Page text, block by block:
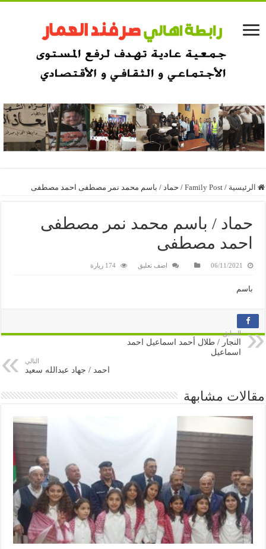
الرئيسية /
Family Post
/ حماد / باسم محمد نمر مصطفى احمد مصطفى
حماد / باسم محمد نمر مصطفى
احمد مصطفى
06/11/2021 اضف تعليق 174 زيارة
باسم
السابق
النجار / طلال أحمد اسماعيل احمد
اسماعيل
التالي
احمد / جهاد عبدالله سعيد
مقالات مشابهة